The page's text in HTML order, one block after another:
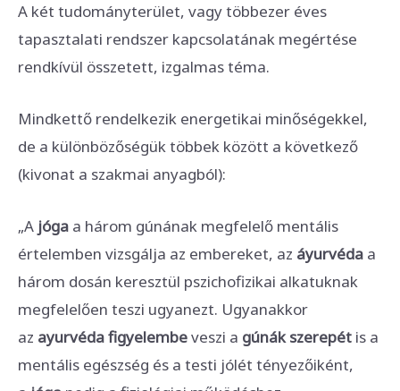
A két tudományterület, vagy többezer éves
tapasztalati rendszer kapcsolatának megértése
rendkívül összetett, izgalmas téma.
Mindkettő rendelkezik energetikai minőségekkel,
de a különbözőségük többek között a következő
(kivonat a szakmai anyagból):
„A jóga a három gúnának megfelelő mentális
értelemben vizsgálja az embereket, az áyurvéda a
három dosán keresztül pszichofizikai alkatuknak
megfelelően teszi ugyanezt. Ugyanakkor
az ayurvéda figyelembeveszi a gúnák szerepét is a
mentális egészség és a testi jólét tényezőiként,